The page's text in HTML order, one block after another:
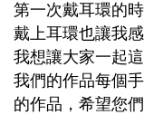
第一次戴耳環的
戴上耳環也讓我
我想讓大家一起
我們的作品每個
的作品，希望您